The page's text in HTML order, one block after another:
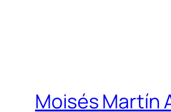
Moisés Martín